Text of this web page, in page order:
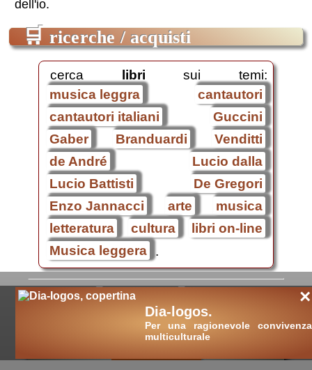
dell'io.
🛒 ricerche / acquisti
cerca libri sui temi:
musica leggra
cantautori
cantautori italiani
Guccini
Gaber
Branduardi
Venditti
de André
Lucio dalla
Lucio Battisti
De Gregori
Enzo Jannacci
arte
musica
letteratura
cultura
libri on-line
Musica leggera .
×
Dia-logos.
Per una ragionevole convivenza
multiculturale